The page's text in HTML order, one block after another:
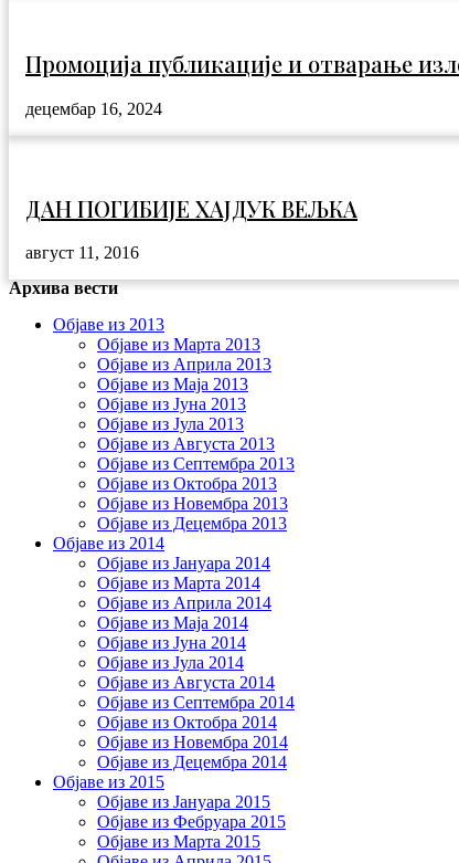
Промоција публикације и отварање
децембар 16, 2024
ДАН ПОГИБИЈЕ ХАЈДУК ВЕЉКА
август 11, 2016
Архива вести
Објаве из 2013
Објаве из Марта 2013
Објаве из Априла 2013
Објаве из Маја 2013
Објаве из Јунa 2013
Објаве из Јула 2013
Објаве из Августа 2013
Објаве из Септембра 2013
Објаве из Октобра 2013
Објаве из Новембра 2013
Објаве из Децембра 2013
Објаве из 2014
Објаве из Јануара 2014
Објаве из Марта 2014
Објаве из Априла 2014
Објаве из Маја 2014
Објаве из Јуна 2014
Објаве из Јула 2014
Објаве из Августа 2014
Објаве из Септембра 2014
Објаве из Октобра 2014
Објаве из Новембра 2014
Објаве из Децембра 2014
Објаве из 2015
Објаве из Јануара 2015
Објаве из Фебруара 2015
Објаве из Марта 2015